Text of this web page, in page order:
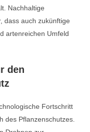
Nachhaltige
dass auch zukünftige
artenreichen Umfeld
den
Fortschritt
des Pflanzenschutzes.